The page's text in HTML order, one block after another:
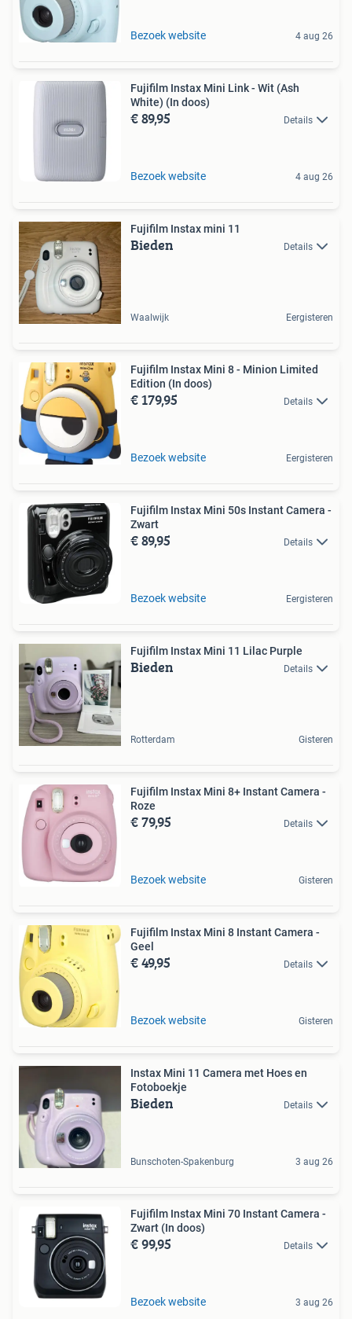
Bezoek website 4 aug 26
Fujifilm Instax Mini Link - Wit (Ash
White) (In doos)
€ 89,95 Details
Bezoek website 4 aug 26
Fujifilm Instax mini 11
Bieden Details
Waalwijk Eergisteren
Fujifilm Instax Mini 8 - Minion Limited
Edition (In doos)
€ 179,95 Details
Bezoek website Eergisteren
Fujifilm Instax Mini 50s Instant Camera -
Zwart
€ 89,95 Details
Bezoek website Eergisteren
Fujifilm Instax Mini 11 Lilac Purple
Bieden Details
Rotterdam Gisteren
Fujifilm Instax Mini 8+ Instant Camera -
Roze
€ 79,95 Details
Bezoek website Gisteren
Fujifilm Instax Mini 8 Instant Camera -
Geel
€ 49,95 Details
Bezoek website Gisteren
Instax Mini 11 Camera met Hoes en
Fotoboekje
Bieden Details
Bunschoten-Spakenburg 3 aug 26
Fujifilm Instax Mini 70 Instant Camera -
Zwart (In doos)
€ 99,95 Details
Bezoek website 3 aug 26